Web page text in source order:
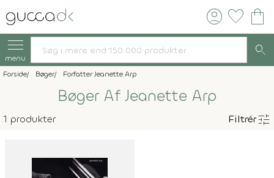
account_circle favorite shopping_bag
menu search
Forside Bøger Forfatter Jeanette Arp
Bøger Af Jeanette Arp
1 produkter Filtrértune